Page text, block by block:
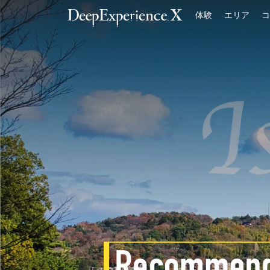
体験 エリア
TOP
体験
エリア
コンセプト
ログイン／登録
日本語
USD